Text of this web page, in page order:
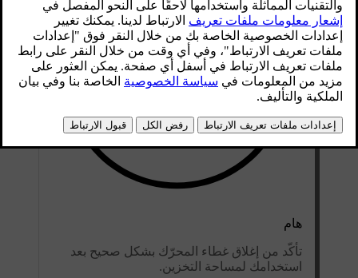
هام
تأكّد من إغلاق غطاء المحرّك بشكل صحيح بعد
استخدامك لمساحة التخزين.